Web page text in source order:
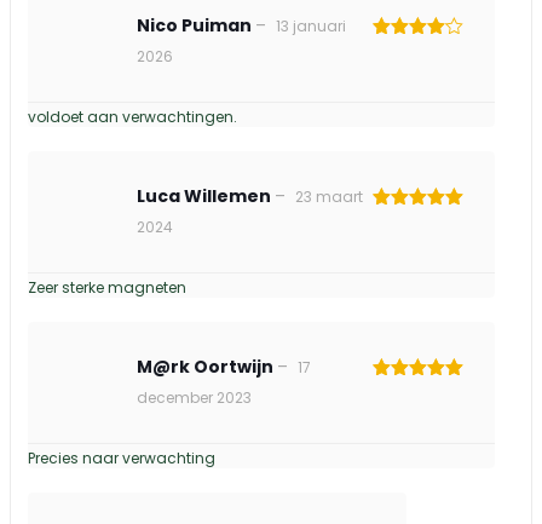
Nico Puiman – 13 januari
2026
voldoet aan verwachtingen.
Luca Willemen – 23 maart
2024
Zeer sterke magneten
M@rk Oortwijn – 17
december 2023
Precies naar verwachting